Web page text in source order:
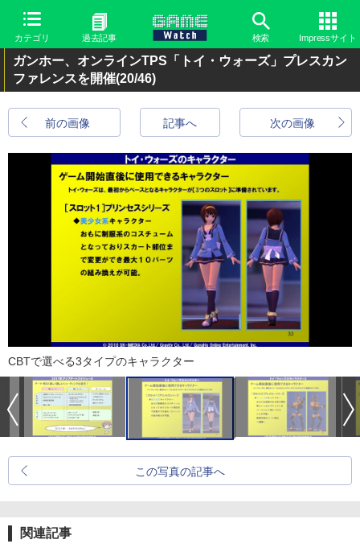
カテゴリ 過去記事 検索 Impressサイト
ガンホー、オンラインTPS「トイ・ウォーズ」プレスカン
ファレンスを開催(20/46)
前の画像 次の画像
記事へ
CBTで選べる3タイプのキャラクター
この写真の記事へ
関連記事